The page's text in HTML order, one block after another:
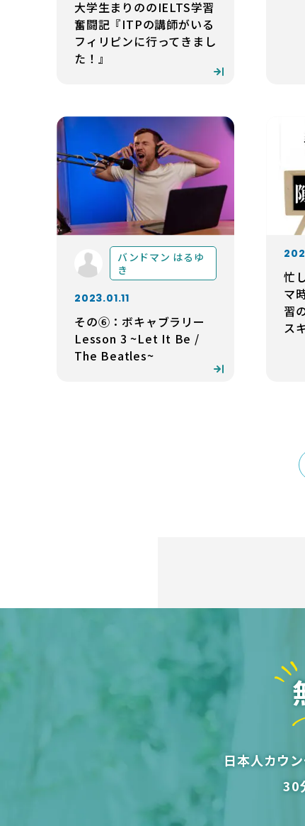
大学生まりののIELTS学習
奮闘記『ITPの講師がいる
フィリピンに行ってきまし
た！』
バンドマン はるゆ
き
2023.01.11
その⑥：ボキャブラリー
Lesson 3 ~Let It Be /
The Beatles~
忙
マ
習
ス
日本人カウ
30